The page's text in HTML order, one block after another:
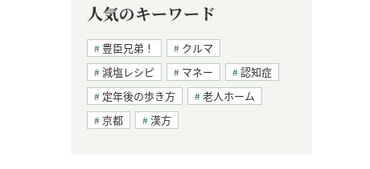
人気のキーワード
豊臣兄弟！
クルマ
減塩レシピ
マネー
認知症
定年後の歩き方
老人ホーム
京都
漢方